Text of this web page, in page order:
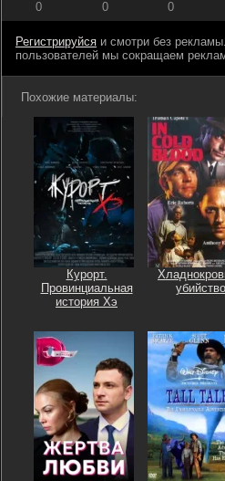
0 0 0
Регистрируйся и смотри без
пользователей мы сокращаем
Похожие материалы:
Курорт.
Провинциальная
история Хэ
убийство